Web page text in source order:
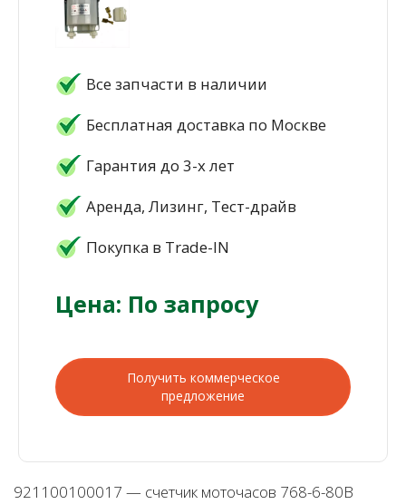
Все запчасти в наличии
Бесплатная доставка по Москве
Гарантия до 3-х лет
Аренда, Лизинг, Тест-драйв
Покупка в Trade-IN
Цена: По запросу
Получить коммерческое
предложение
921100100017 — счетчик моточасов 768-6-80В